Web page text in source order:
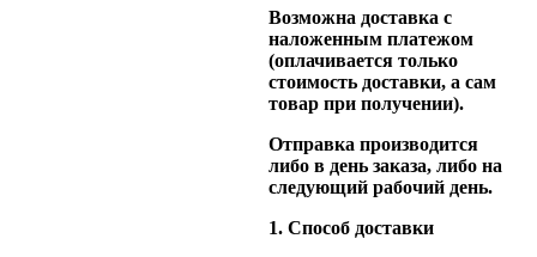
Возможна доставка с
наложенным платежом
(оплачивается только
стоимость доставки, а сам
товар при получении).
Отправка производится
либо в день заказа, либо на
следующий рабочий день.
1. Способ доставки